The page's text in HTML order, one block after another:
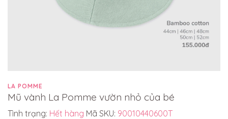
LA POMME
Mũ vành La Pomme vườn nhỏ của bé
Tình trạng: Hết hàng Mã SKU: 90010440600T